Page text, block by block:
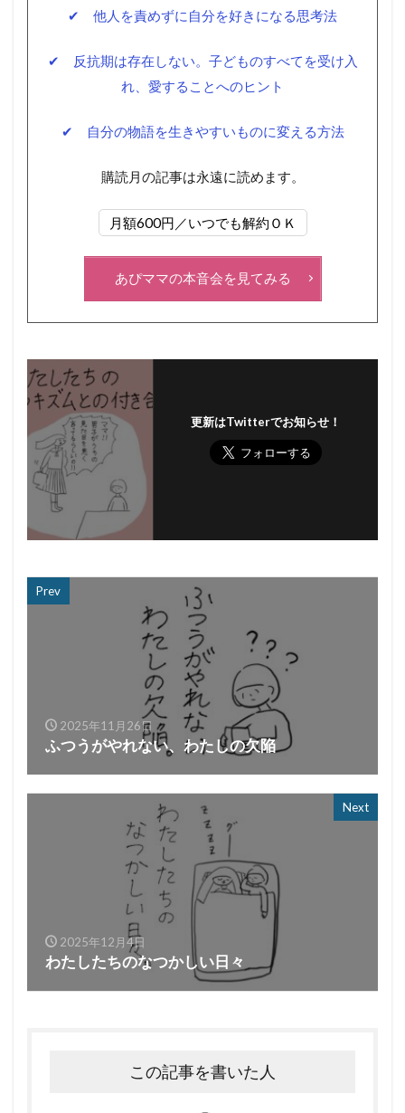
✔ 他人を責めずに自分を好きになる思考法
✔ 反抗期は存在しない。子どものすべてを受け入
れ、愛することへのヒント
✔ 自分の物語を生きやすいものに変える方法
購読月の記事は永遠に読めます。
月額600円／いつでも解約ＯＫ
あぴママの本音会を見てみる
更新はTwitterでお知らせ！
Prev
2025年11月26日
ふつうがやれない、わたしの欠陥
Next
2025年12月4日
わたしたちのなつかしい日々
この記事を書いた人